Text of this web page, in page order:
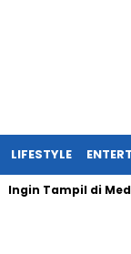
LIFESTYLE
Tampil di Media